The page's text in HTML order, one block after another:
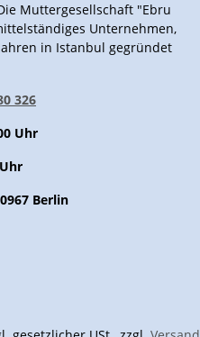
Muttergesellschaft "Ebru
Unternehmen,
in Istanbul gegründet
326
Uhr
Berlin